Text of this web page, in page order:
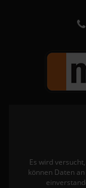
Es wird
können Daten